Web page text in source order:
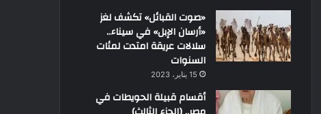
«صوت القبائل» تكشف لغز
«أرسان الإبل» في سيناء..
سلالات عريقة امتدت لمئات
السنوات
15 يناير، 2023
أقسام قبيلة الحويطات في